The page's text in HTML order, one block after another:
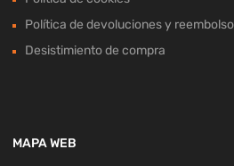
Política de devoluciones y
Desistimiento de compra
MAPA WEB